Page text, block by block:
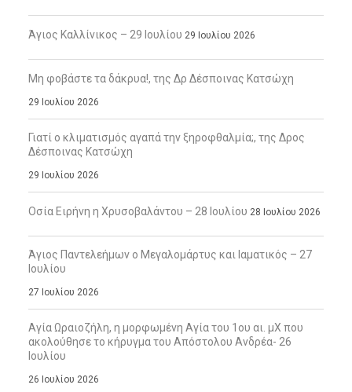
Άγιος Καλλίνικος – 29 Ιουλίου 29 Ιουλίου 2026
Μη φοβάστε τα δάκρυα!, της Δρ Δέσποινας Κατσώχη
29 Ιουλίου 2026
Γιατί ο κλιματισμός αγαπά την ξηροφθαλμία;, της Δρος
Δέσποινας Κατσώχη
29 Ιουλίου 2026
Οσία Ειρήνη η Χρυσοβαλάντου – 28 Ιουλίου 28 Ιουλίου 2026
Άγιος Παντελεήμων ο Μεγαλομάρτυς και Ιαματικός – 27
Ιουλίου
27 Ιουλίου 2026
Αγία Ωραιοζήλη, η μορφωμένη Αγία του 1ου αι. μΧ που
ακολούθησε το κήρυγμα του Απόστολου Ανδρέα- 26
Ιουλίου
26 Ιουλίου 2026